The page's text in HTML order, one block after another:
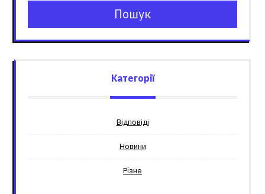
Пошук
Категорії
Відповіді
Новини
Різне